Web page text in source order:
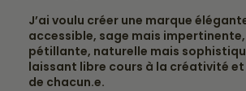
J’ai voulu créer une marque
accessible, sage mais
pétillante, naturelle mais
laissant libre cours à la créativité
de chacun.e.